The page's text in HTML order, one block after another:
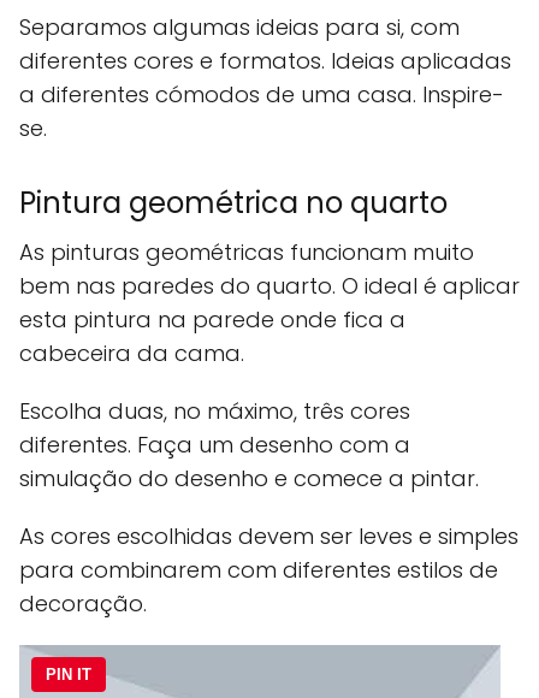
Separamos algumas ideias para si, com
diferentes cores e formatos. Ideias aplicadas
a diferentes cómodos de uma casa. Inspire-
se.
Pintura geométrica no quarto
As pinturas geométricas funcionam muito
bem nas paredes do quarto. O ideal é aplicar
esta pintura na parede onde fica a
cabeceira da cama.
Escolha duas, no máximo, três cores
diferentes. Faça um desenho com a
simulação do desenho e comece a pintar.
As cores escolhidas devem ser leves e simples
para combinarem com diferentes estilos de
decoração.
PIN IT